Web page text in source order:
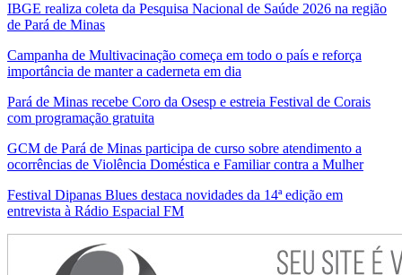
IBGE realiza coleta da Pesquisa Nacional de Saúde 2026 na região
de Pará de Minas
Campanha de Multivacinação começa em todo o país e reforça
importância de manter a caderneta em dia
Pará de Minas recebe Coro da Osesp e estreia Festival de Corais
com programação gratuita
GCM de Pará de Minas participa de curso sobre atendimento a
ocorrências de Violência Doméstica e Familiar contra a Mulher
Festival Dipanas Blues destaca novidades da 14ª edição em
entrevista à Rádio Espacial FM